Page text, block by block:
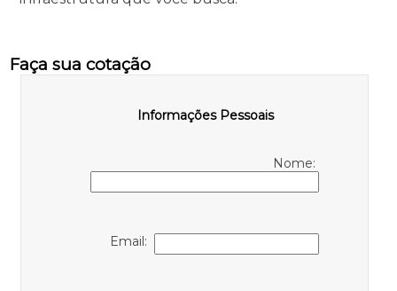
Faça sua cotação
Informações Pessoais
Nome:
Email: